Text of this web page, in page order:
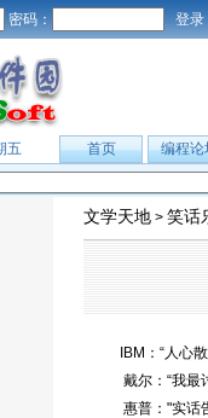
密码：
五 首页 编程论
文学天地 > 笑话
IBM：“人心散
戴尔：“我最讨
惠普："实话告